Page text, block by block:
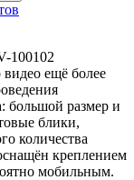
100102
ещё более
большой размер и
блики,
количества
креплением
мобильным.